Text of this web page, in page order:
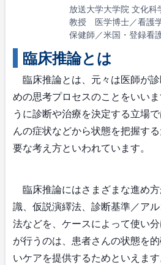
放送大学大学院 文化
教授 医学博士／看護
保健師／米国・登録看
臨床推論とは
臨床推論とは、元々は医師が
めの思考プロセスのことをいい
うに診断や治療を決定する立場
んの症状などから状態を把握す
要な考え方といわれています。
臨床推論にはさまざまな進め
識、仮説演繹法、診断基準／ア
法などを、ケースによって使い
が行うのは、患者さんの状態を
いケアを提供するためといえます